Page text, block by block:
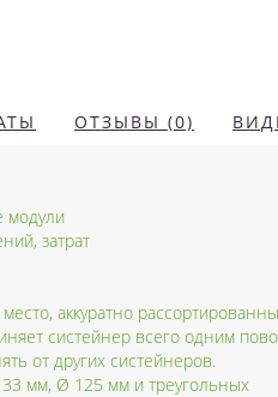
ОТЗЫВЫ (0)
модули
затрат
аккуратно
систейнер всего одним
от других систейнеров.
мм, Ø 125 мм и треугольных